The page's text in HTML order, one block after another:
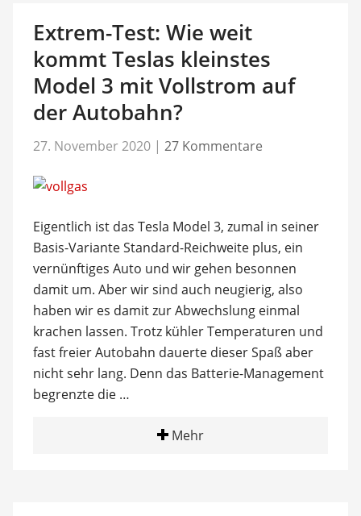
Extrem-Test: Wie weit
kommt Teslas kleinstes
Model 3 mit Vollstrom auf
der Autobahn?
27. November 2020 | 27 Kommentare
Eigentlich ist das Tesla Model 3, zumal in seiner
Basis-Variante Standard-Reichweite plus, ein
vernünftiges Auto und wir gehen besonnen
damit um. Aber wir sind auch neugierig, also
haben wir es damit zur Abwechslung einmal
krachen lassen. Trotz kühler Temperaturen und
fast freier Autobahn dauerte dieser Spaß aber
nicht sehr lang. Denn das Batterie-Management
begrenzte die …
Mehr